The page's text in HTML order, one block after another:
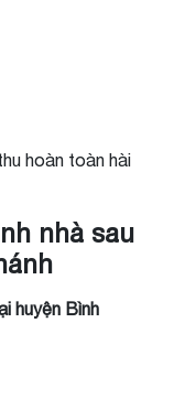
hoàn toàn hài
nhà sau
huyện Bình